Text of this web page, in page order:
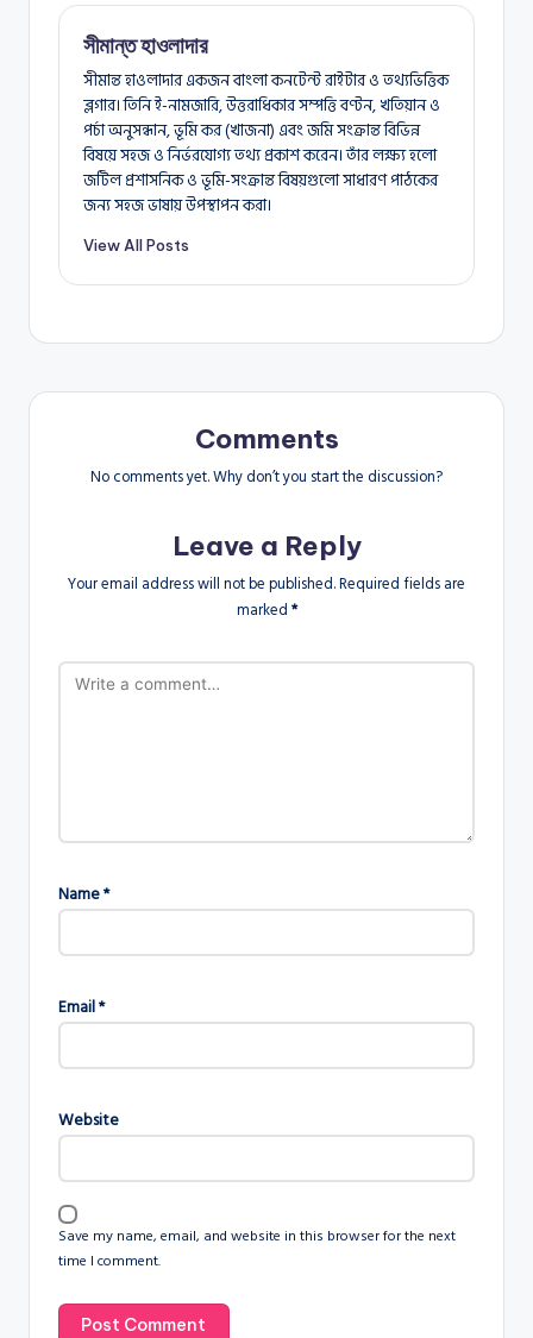
সীমান্ত হাওলাদার
সীমান্ত হাওলাদার একজন বাংলা কনটেন্ট রাইটার ও তথ্যভিত্তিক
ব্লগার। তিনি ই-নামজারি, উত্তরাধিকার সম্পত্তি বণ্টন, খতিয়ান ও
পর্চা অনুসন্ধান, ভূমি কর (খাজনা) এবং জমি সংক্রান্ত বিভিন্ন
বিষয়ে সহজ ও নির্ভরযোগ্য তথ্য প্রকাশ করেন। তাঁর লক্ষ্য হলো
জটিল প্রশাসনিক ও ভূমি-সংক্রান্ত বিষয়গুলো সাধারণ পাঠকের
জন্য সহজ ভাষায় উপস্থাপন করা।
View All Posts
Comments
No comments yet. Why don’t you start the discussion?
Leave a Reply
Your email address will not be published.Required fields are
marked *
Name*
Email*
Website
Save my name, email, and website in this browser for the next
time I comment.